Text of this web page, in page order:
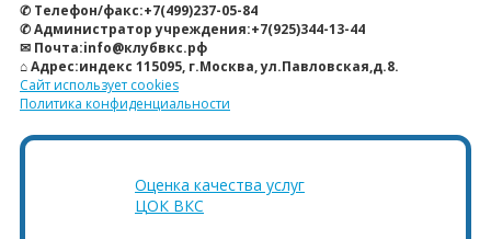
✆ Телефон/факс:+7(499)237-05-84
✆ Администратор учреждения:+7(925)344-13-44
✉ Почта:info@клубвкс.рф
⌂ Адрес:индекс 115095, г.Москва, ул.Павловская,д.8.
Сайт использует cookies
Политика конфиденциальности
Оценка качества услуг
ЦОК ВКС